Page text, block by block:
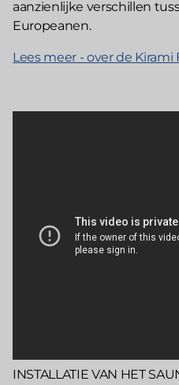
aanzienlijke verschillen
Europeanen.
Lees meer - over de
INSTALLATIE VAN HET